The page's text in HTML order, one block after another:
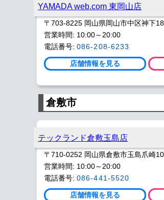
YAMADA web.com 東岡山店
〒703-8225 岡山県岡山市中区神下
営業時間: 10:00～20:00
電話番号: 086-208-6233
店舗情報を見る
倉敷市
テックランド倉敷玉島店
〒710-0252 岡山県倉敷市玉島爪崎
営業時間: 10:00～20:00
電話番号: 086-441-5520
店舗情報を見る